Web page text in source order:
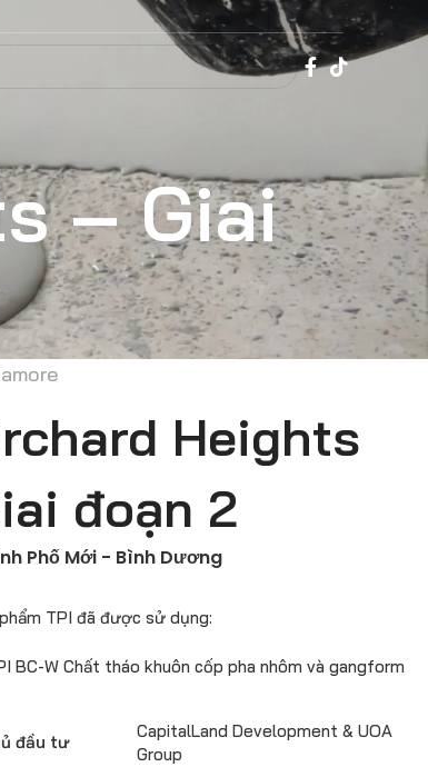
– Giai
Heights
đoạn 2
Phố Mới - Bình Dương
TPI đã được sử dụng:
BC-W Chất tháo khuôn cốp pha nhôm và gangform
đầu tư
CapitalLand Development & UOA
Group